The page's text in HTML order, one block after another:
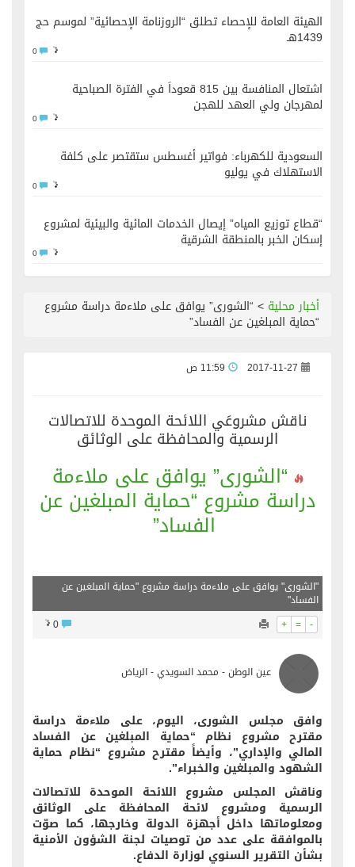
الهيئة العامة للإحصاء تطلق “الروزنامة الإحصائية” لموسم حج
1439هـ
اشتعال المنافسة بين 815 قعوداً في الفترة الصباحية
لمهرجان ولي العهد للهجن
السعودية للكهرباء: فواتير أغسطس ستقتصر على كلفة
الاستهلاك في يوليو
“قطاع توزيع المياه” إيصال الخدمات المائية والبيئية لمشروع
إسكان الخبر بالمنطقة الشرقية
أخبار محلية > “الشورى” يوافق على ملاءمة دراسة مشروع
“حماية المبلغين عن الفساد”
2017-11-27
ناقش مشروعَي اللائحة الموحدة للاتصالات
الرسمية والمحافظة على الوثائق
“الشورى” يوافق على ملاءمة
دراسة مشروع “حماية المبلغين عن
الفساد”
"الشورى" يوافق على ملاءمة دراسة مشروع "حماية المبلغين عن
الفساد"
+ = -
عين الوطن - محمد السويدي - الرياض
وافق مجلس الشورى، اليوم، على ملاءمة دراسة
مقترح مشروع نظام “حماية المبلغين عن الفساد
المالي والإداري”، وأيضاً مقترح مشروع “نظام حماية
الشهود والمبلغين والخبراء”.
وناقش المجلس مشروع اللائحة الموحدة للاتصالات
الرسمية ومشروع لائحة المحافظة على الوثائق
ومعلوماتها داخل أجهزة الدولة وخارجها، كما صوّت
بالموافقة على عدد من توصيات لجنة الشؤون الأمنية
بشأن التقرير السنوي لوزارة الدفاع.